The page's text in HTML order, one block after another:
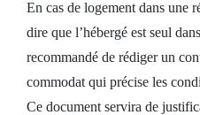
En cas de logement dans une
dire que l’hébergé est seul
recommandé de rédiger un
commodat qui précise les
Ce document servira de